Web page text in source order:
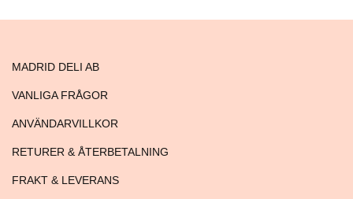
MADRID DELI AB
VANLIGA FRÅGOR
ANVÄNDARVILLKOR
RETURER & ÅTERBETALNING
FRAKT & LEVERANS